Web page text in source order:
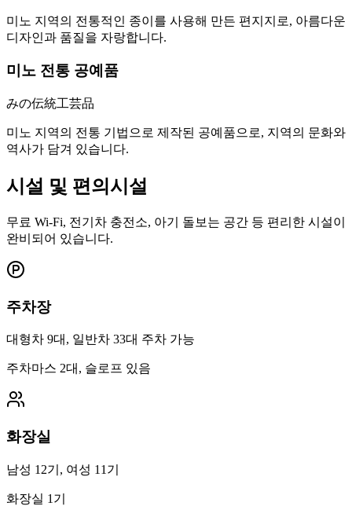
미노 지역의 전통적인 종이를 사용해 만든 편지지로, 아름다운
디자인과 품질을 자랑합니다.
미노 전통 공예품
みの伝統工芸品
미노 지역의 전통 기법으로 제작된 공예품으로, 지역의 문화와
역사가 담겨 있습니다.
시설 및 편의시설
무료 Wi-Fi, 전기차 충전소, 아기 돌보는 공간 등 편리한 시설이
완비되어 있습니다.
주차장
대형차 9대, 일반차 33대 주차 가능
주차마스 2대, 슬로프 있음
화장실
남성 12기, 여성 11기
화장실 1기